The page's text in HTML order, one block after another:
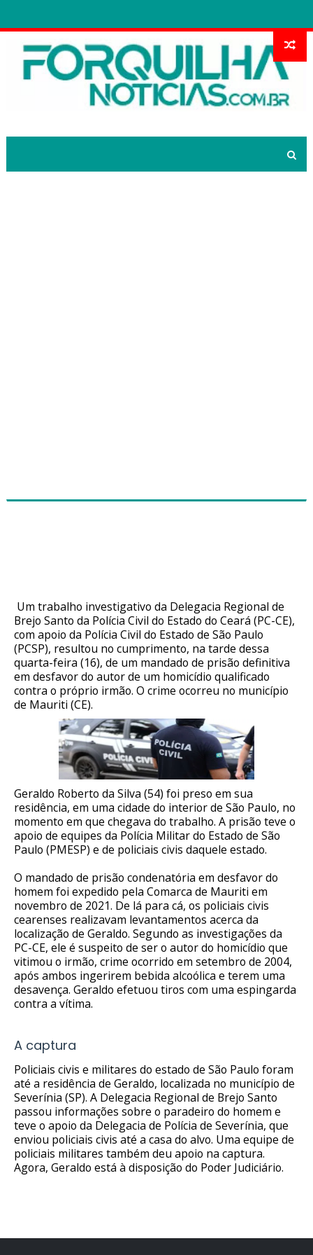
Um trabalho investigativo da Delegacia Regional de
Brejo Santo da Polícia Civil do Estado do Ceará (PC-CE),
com apoio da Polícia Civil do Estado de São Paulo
(PCSP), resultou no cumprimento, na tarde dessa
quarta-feira (16), de um mandado de prisão definitiva
em desfavor do autor de um homicídio qualificado
contra o próprio irmão. O crime ocorreu no município
de Mauriti (CE).
Geraldo Roberto da Silva (54) foi preso em sua
residência, em uma cidade do interior de São Paulo, no
momento em que chegava do trabalho. A prisão teve o
apoio de equipes da Polícia Militar do Estado de São
Paulo (PMESP) e de policiais civis daquele estado.
O mandado de prisão condenatória em desfavor do
homem foi expedido pela Comarca de Mauriti em
novembro de 2021. De lá para cá, os policiais civis
cearenses realizavam levantamentos acerca da
localização de Geraldo. Segundo as investigações da
PC-CE, ele é suspeito de ser o autor do homicídio que
vitimou o irmão, crime ocorrido em setembro de 2004,
após ambos ingerirem bebida alcoólica e terem uma
desavença. Geraldo efetuou tiros com uma espingarda
contra a vítima.
A captura
Policiais civis e militares do estado de São Paulo foram
até a residência de Geraldo, localizada no município de
Severínia (SP). A Delegacia Regional de Brejo Santo
passou informações sobre o paradeiro do homem e
teve o apoio da Delegacia de Polícia de Severínia, que
enviou policiais civis até a casa do alvo. Uma equipe de
policiais militares também deu apoio na captura.
Agora, Geraldo está à disposição do Poder Judiciário.